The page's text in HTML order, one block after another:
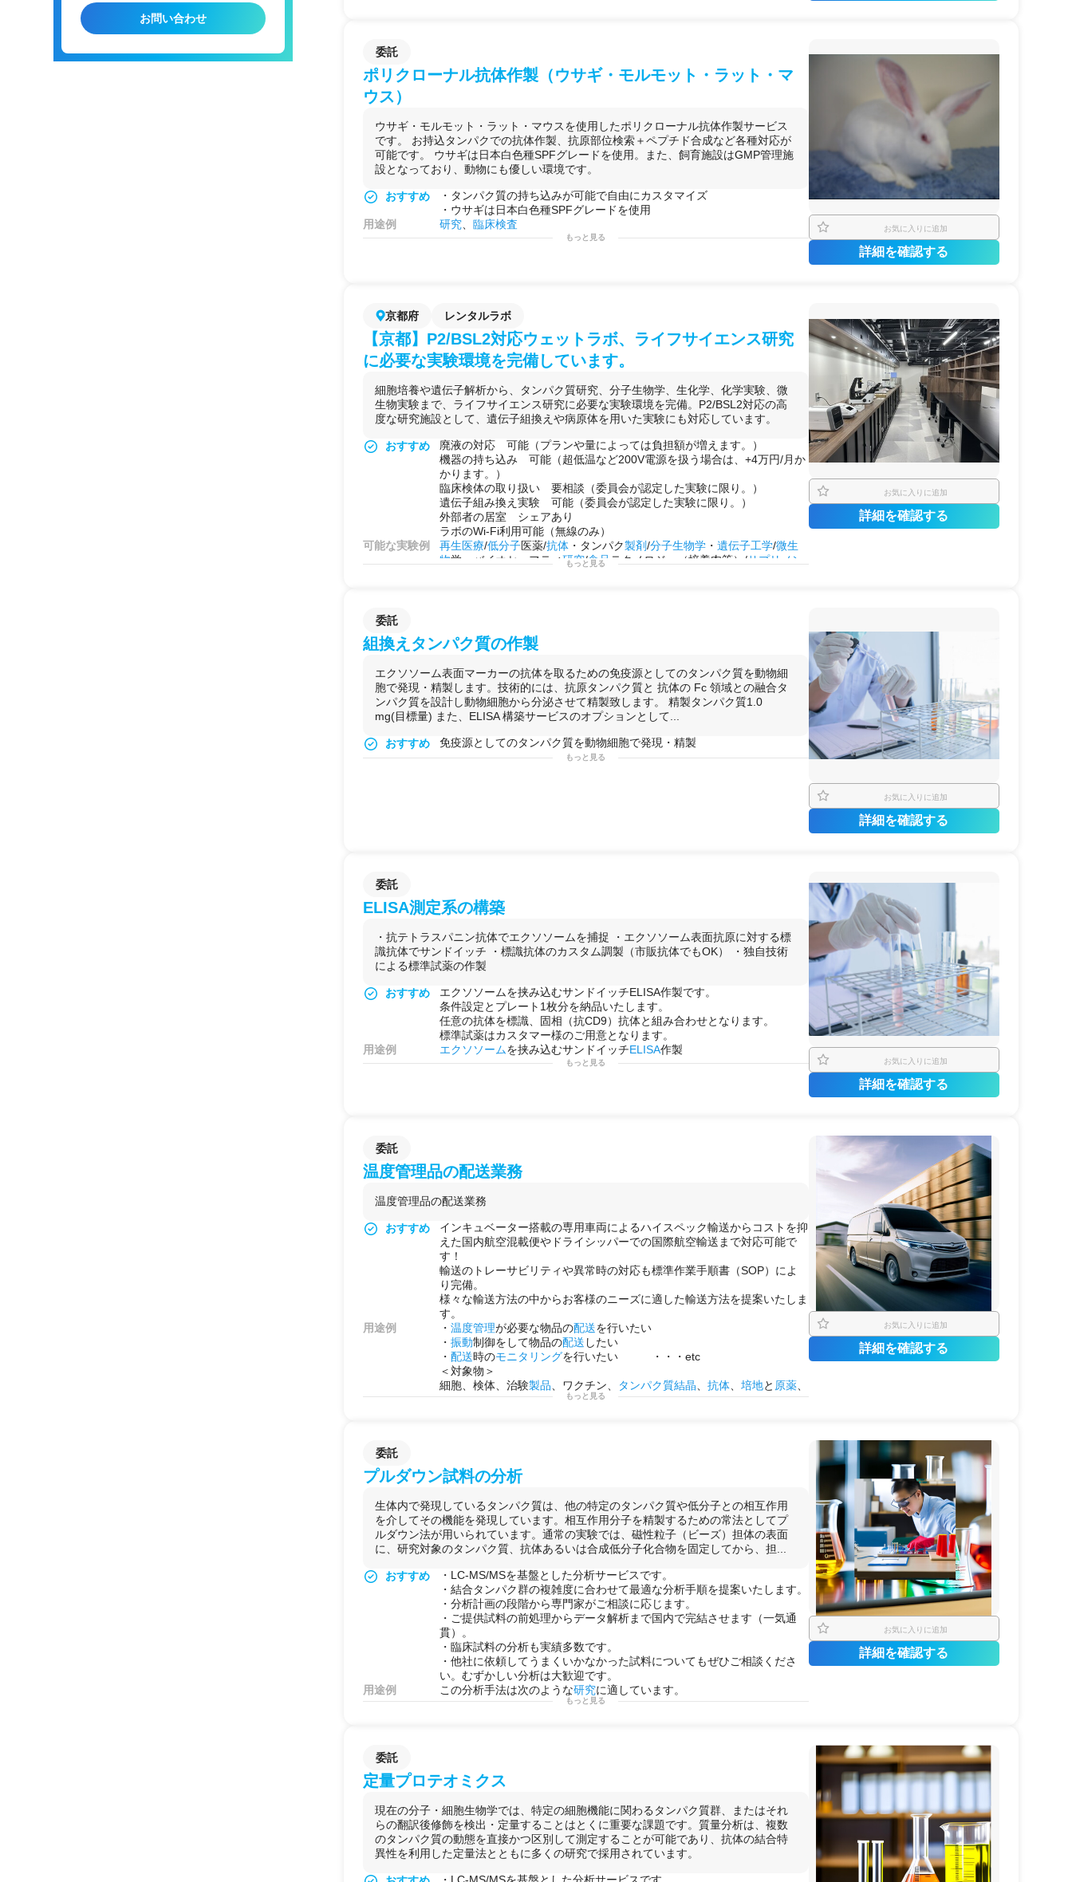
お問い合わせ
委託
ポリクローナル抗体作製（ウサギ・モルモット・ラット・マ
ウス）
ウサギ・モルモット・ラット・マウスを使用したポリクローナル抗体作製サービス
です。 お持込タンパクでの抗体作製、抗原部位検索＋ペプチド合成など各種対応が
可能です。 ウサギは日本白色種SPFグレードを使用。また、飼育施設はGMP管理施
設となっており、動物にも優しい環境です。
おすすめ
・タンパク質の持ち込みが可能で自由にカスタマイズ
・ウサギは日本白色種SPFグレードを使用
用途例
研究 、臨床検査
もっと見る
お気に入りに追加
詳細を確認する
京都府 レンタルラボ
【京都】P2/BSL2対応ウェットラボ、ライフサイエンス研究
に必要な実験環境を完備しています。
細胞培養や遺伝子解析から、タンパク質研究、分子生物学、生化学、化学実験、微
生物実験まで、ライフサイエンス研究に必要な実験環境を完備。P2/BSL2対応の高
度な研究施設として、遺伝子組換えや病原体を用いた実験にも対応しています。
おすすめ
廃液の対応 可能（プランや量によっては負担額が増えます。）
機器の持ち込み 可能（超低温など200V電源を扱う場合は、+4万円/月か
かります。）
臨床検体の取り扱い 要相談（委員会が認定した実験に限り。）
遺伝子組み換え実験 可能（委員会が認定した実験に限り。）
外部者の居室 シェアあり
ラボのWi-Fi利用可能（無線のみ）
可能な実験例
再生医療/低分子医薬/抗体 ・タンパク製剤/分子生物学 ・遺伝子工学/微生
物学・バイオセーフティ研究/食品 テクノロジー（培養肉等）/サプリメン
用途例
基礎研究用（化学・バイオ）
もっと見る
お気に入りに追加
詳細を確認する
委託
組換えタンパク質の作製
エクソソーム表面マーカーの抗体を取るための免疫源としてのタンパク質を動物細
胞で発現・精製します。技術的には、抗原タンパク質と 抗体の Fc 領域との融合タ
ンパク質を設計し動物細胞から分泌させて精製致します。 精製タンパク質1.0
mg(目標量) また、ELISA 構築サービスのオプションとして...
おすすめ 免疫源としてのタンパク質を動物細胞で発現・精製
もっと見る
お気に入りに追加
詳細を確認する
委託
ELISA測定系の構築
・抗テトラスパニン抗体でエクソソームを捕捉 ・エクソソーム表面抗原に対する標
識抗体でサンドイッチ ・標識抗体のカスタム調製（市販抗体でもOK） ・独自技術
による標準試薬の作製
おすすめ
エクソソームを挟み込むサンドイッチELISA作製です。
条件設定とプレート1枚分を納品いたします。
任意の抗体を標識、固相（抗CD9）抗体と組み合わせとなります。
標準試薬はカスタマー様のご用意となります。
用途例
エクソソームを挟み込むサンドイッチELISA作製
もっと見る お気に入りに追加
詳細を確認する
委託
温度管理品の配送業務
温度管理品の配送業務
おすすめ
インキュベーター搭載の専用車両によるハイスペック輸送からコストを抑
えた国内航空混載便やドライシッパーでの国際航空輸送まで対応可能で
す！
輸送のトレーサビリティや異常時の対応も標準作業手順書（SOP）によ
り完備。
様々な輸送方法の中からお客様のニーズに適した輸送方法を提案いたしま
す。
用途例
・温度管理が必要な物品の配送を行いたい
・振動制御をして物品の配送 したい
・配送時のモニタリングを行いたい ・・・etc
＜対象物＞
細胞、検体、治験製品 、ワクチン、 タンパク質結晶 、抗体 、培地と 原薬
医薬品、バイオ医薬品等
もっと見る
お気に入りに追加
詳細を確認する
委託
プルダウン試料の分析
生体内で発現しているタンパク質は、他の特定のタンパク質や低分子との相互作用
を介してその機能を発現しています。相互作用分子を精製するための常法としてプ
ルダウン法が用いられています。通常の実験では、磁性粒子（ビーズ）担体の表面
に、研究対象のタンパク質、抗体あるいは合成低分子化合物を固定してから、担...
おすすめ
・LC-MS/MSを基盤とした分析サービスです。
・結合タンパク群の複雑度に合わせて最適な分析手順を提案いたします。
・分析計画の段階から専門家がご相談に応じます。
・ご提供試料の前処理からデータ解析まで国内で完結させます（一気通
貫）。
・臨床試料の分析も実績多数です。
・他社に依頼してうまくいかなかった試料についてもぜひご相談くださ
い。むずかしい分析は大歓迎です。
用途例
この分析手法は次のような研究に適しています。
・タンパク質複合体の同定：タンパク質複合体がリガンドに結合した場
・競合化合物による
します。一定量の競合化合物を
結合特異性 などを評価します。計量的な分析が必要な場合は、 LC-MS/MS
データを比較する方法が適しています。
もっと見る
お気に入りに追加
詳細を確認する
委託
定量プロテオミクス
現在の分子・細胞生物学では、特定の細胞機能に関わるタンパク質群、またはそれ
らの翻訳後修飾を検出・定量することはとくに重要な課題です。質量分析は、複数
のタンパク質の動態を直接かつ区別して測定することが可能であり、抗体の結合特
異性を利用した定量法とともに多くの研究で採用されています。